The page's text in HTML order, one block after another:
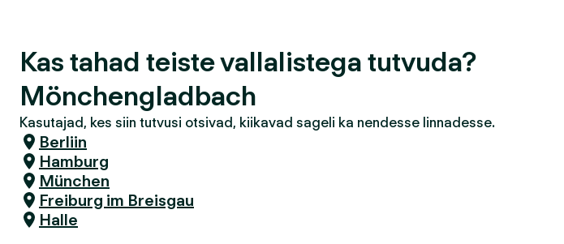
Kas tahad teiste vallalistega tutvuda?
Mönchengladbach
Kasutajad, kes siin tutvusi otsivad, kiikavad sageli ka nendesse linnadesse.
Berliin
Hamburg
München
Freiburg im Breisgau
Halle